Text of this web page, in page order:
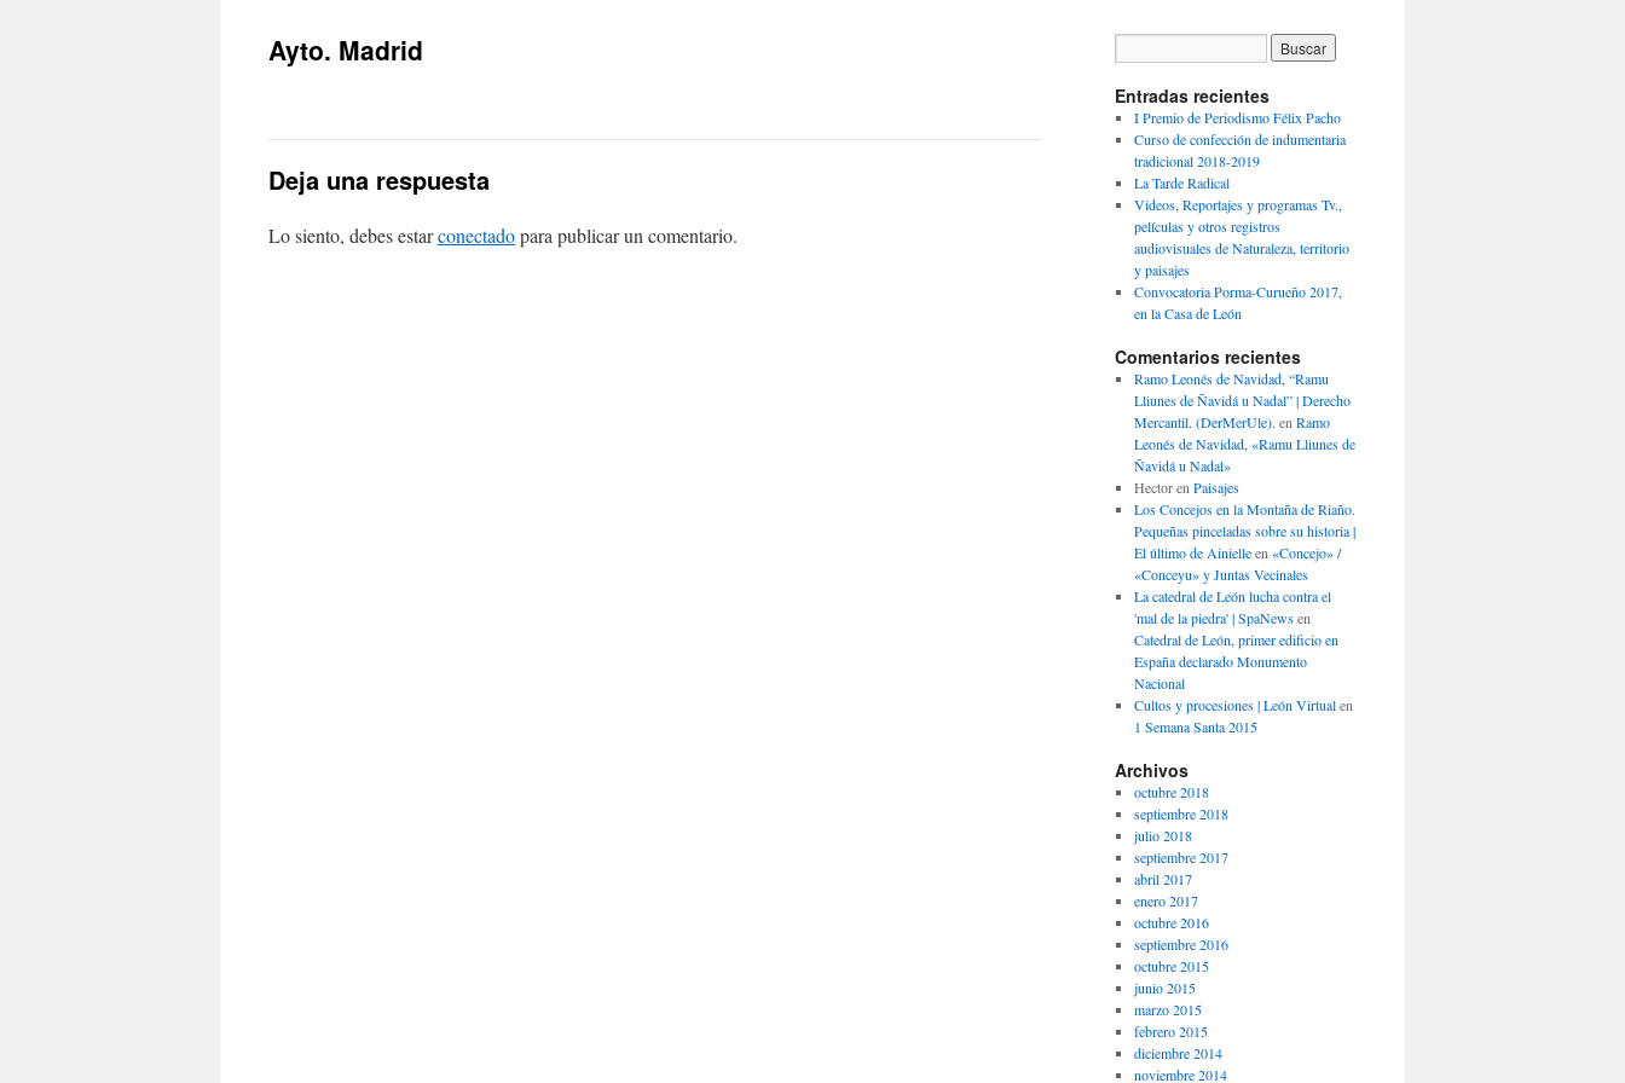
Ayto. Madrid
Deja una respuesta
Lo siento, debes estarconectadopara publicar un comentario.
Entradas recientes
I Premio de Periodismo Félix Pacho
Curso de confección de indumentaria
tradicional 2018-2019
La Tarde Radical
Videos, Reportajes y programas Tv.,
películas y otros registros
audiovisuales de Naturaleza, territorio
y paisajes
Convocatoria Porma-Curueño 2017,
en la Casa de León
Comentarios recientes
Ramo Leonés de Navidad, “Ramu
Lliunes de Ñavidá u Nadal” | Derecho
Mercantil. (DerMerUle). en Ramo
Leonés de Navidad, «Ramu Lliunes de
Ñavidá u Nadal»
Hectoren Paisajes
Los Concejos en la Montaña de Riaño.
Pequeñas pinceladas sobre su historia |
El último de Ainielleen «Concejo» /
«Conceyu» y Juntas Vecinales
La catedral de León lucha contra el
'mal de la piedra' | SpaNewsen
Catedral de León, primer edificio en
España declarado Monumento
Nacional
Cultos y procesiones | León Virtualen
1 Semana Santa 2015
Archivos
octubre 2018
septiembre 2018
julio 2018
septiembre 2017
abril 2017
enero 2017
octubre 2016
septiembre 2016
octubre 2015
junio 2015
marzo 2015
febrero 2015
diciembre 2014
noviembre 2014